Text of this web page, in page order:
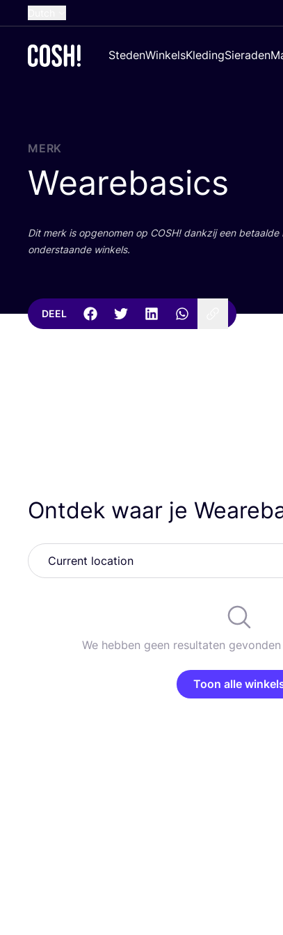
French
Croatian
StedenWinkelsKledingSieraden
MERK
Wearebasics
Dit merk is opge­no­men op COSH! dank­zij een betaal­de
onder­staan­de winkels.
DEEL
Ontdek waar je
We hebben geen resultaten
Toon alle